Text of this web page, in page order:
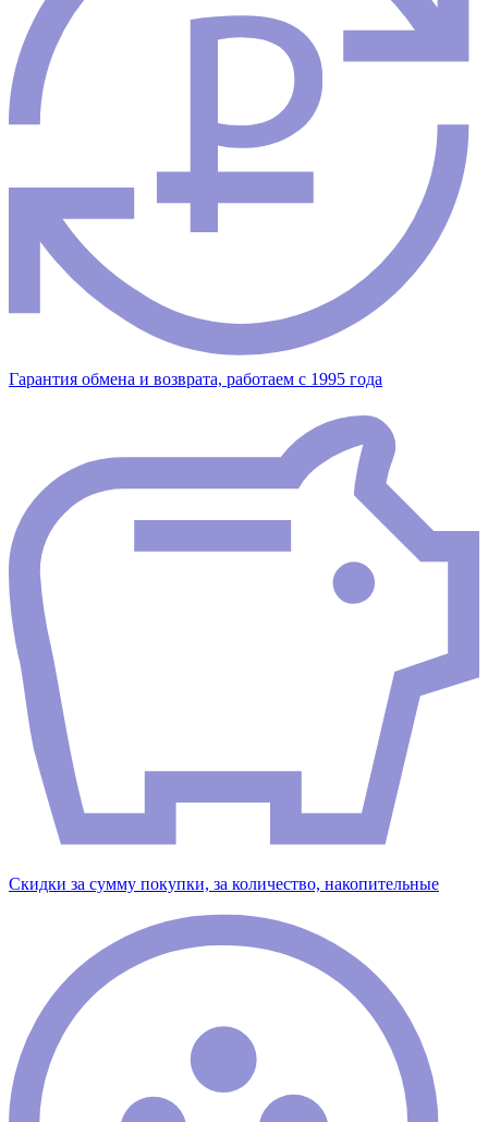
Гарантия обмена и возврата, работаем с 1995 года
Скидки за сумму покупки, за количество, накопительные